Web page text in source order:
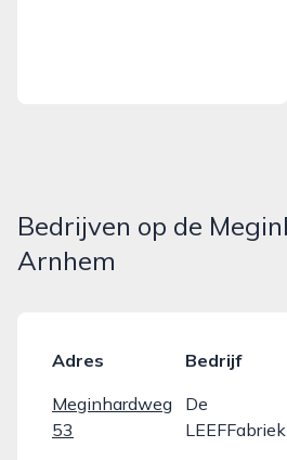
Bedrijven op de
Arnhem
Adres
Bedrijf
Meginhardweg
53
De
LEEFFabriek